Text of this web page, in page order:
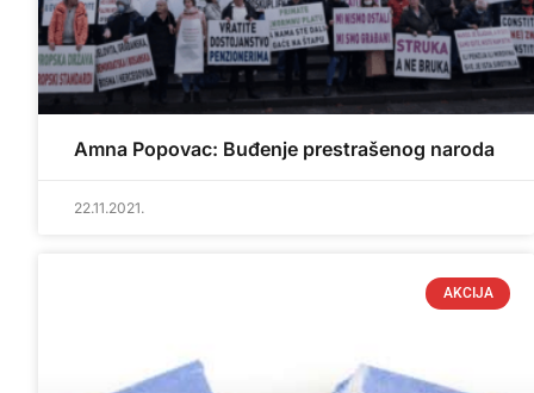
Amna Popovac: Buđenje prestrašenog naroda
22.11.2021.
AKCIJA